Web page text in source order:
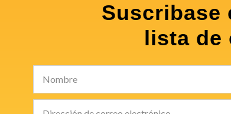
Suscribase
lista de